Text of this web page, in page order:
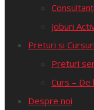
Joburi
Preturi si Cursuri
Preturi
Curs –
Despre noi